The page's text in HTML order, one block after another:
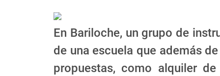
En Bariloche, un grupo de
de una escuela que además
propuestas, como alquiler